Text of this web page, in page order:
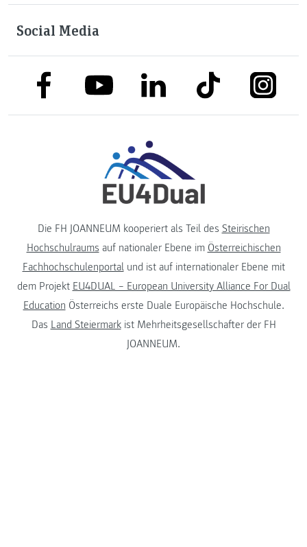
Social Media
link to facebooklink to youtubelink to linkedinlink to tiktok
Die FH JOANNEUM kooperiert als Teil des Steirischen
Hochschulraums auf nationaler Ebene im Österreichischen
Fachhochschulenportalund ist auf internationaler Ebene mit
dem Projekt EU4DUAL – European University Alliance For Dual
Education Österreichs erste Duale Europäische Hochschule.
Das Land Steiermarkist Mehrheitsgesellschafter der FH
JOANNEUM.